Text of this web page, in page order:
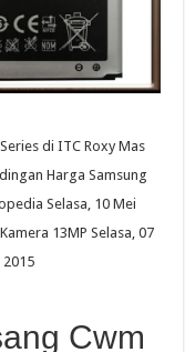
di ITC Roxy Mas
Harga Samsung
Selasa, 10 Mei
13MP Selasa, 07
2015
Cwm